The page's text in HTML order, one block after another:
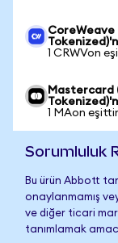
CoreWeave
1 CRWVon
Mastercard
1 MAon
Sorumluluk
Bu ürün Abbott
onaylanmamış
ve diğer ticari
tanımlamak